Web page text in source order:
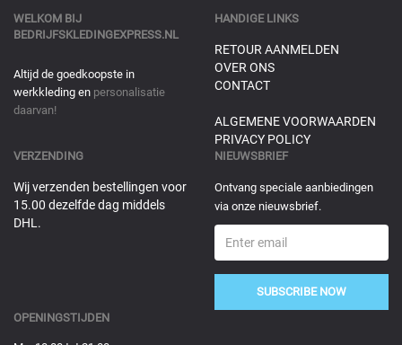
WELKOM BIJ
BEDRIJFSKLEDINGEXPRESS.NL
Altijd de goedkoopste in
werkkleding en personalisatie
daarvan!
HANDIGE LINKS
RETOUR AANMELDEN
OVER ONS
CONTACT
ALGEMENE VOORWAARDEN
PRIVACY POLICY
VERZENDING
Wij verzenden bestellingen voor
15.00 dezelfde dag middels
DHL.
NIEUWSBRIEF
Ontvang speciale aanbiedingen
via onze nieuwsbrief.
SUBSCRIBE NOW
OPENINGSTIJDEN